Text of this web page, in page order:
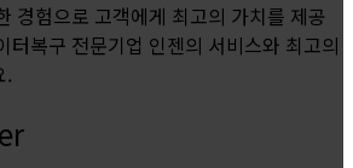
경험으로 고객에게 최고의 가치를 제공
터복구 전문기업 인젠의 서비스와 최고의
.